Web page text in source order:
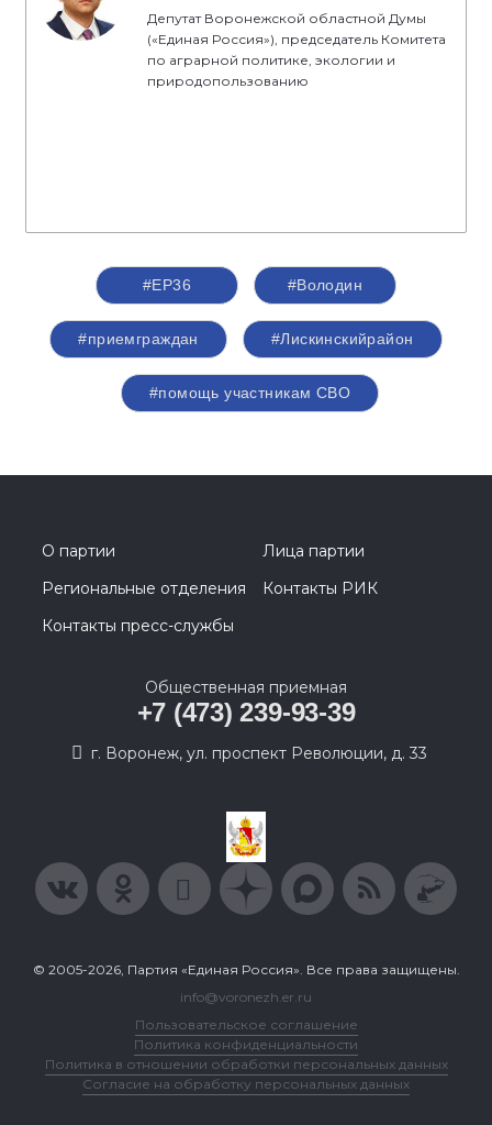
Депутат Воронежской областной Думы
(«Единая Россия»), председатель Комитета
по аграрной политике, экологии и
природопользованию
#ЕР36 #Володин
#приемграждан #Лискинскийрайон
#помощь участникам СВО
О партии
Лица партии
Региональные отделения
Контакты РИК
Контакты пресс-службы
Общественная приемная
+7 (473) 239-93-39
г. Воронеж, ул. проспект Революции, д. 33
© 2005-2026, Партия «Единая Россия». Все права защищены.
info@voronezh.er.ru
Пользовательское соглашение
Политика конфиденциальности
Политика в отношении обработки персональных данных
Согласие на обработку персональных данных